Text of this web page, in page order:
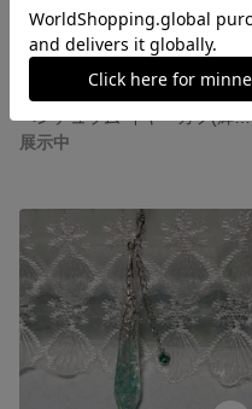
ペンデュラム•イヤーカフ(輝光)☆完売☆
展示中